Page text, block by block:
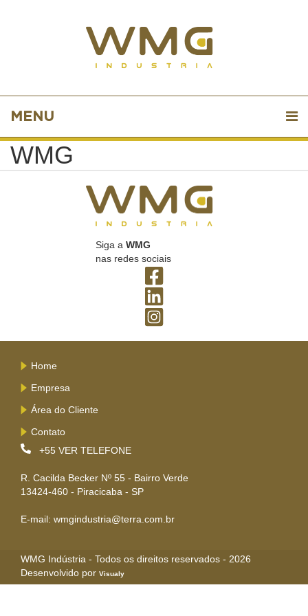
MENU
WMG
Siga a WMG
nas redes sociais
Home
Empresa
Área do Cliente
Contato
+55 VER TELEFONE
R. Cacilda Becker Nº 55 - Bairro Verde
13424-460 - Piracicaba - SP
E-mail: wmgindustria@terra.com.br
WMG Indústria - Todos os direitos reservados - 2026
Desenvolvido por Visualy